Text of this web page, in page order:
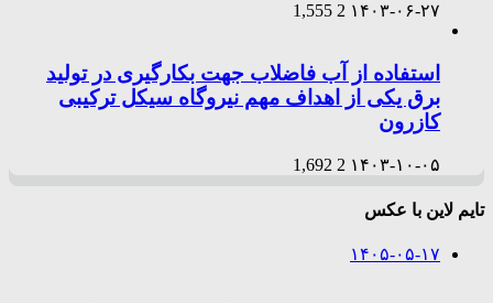
۱۴۰۳-۰۶-۲۷ 2
1,555
استفاده از آب فاضلاب جهت بکارگیری در تولید
برق یکی از اهداف مهم نیروگاه سیکل ترکیبی
کازرون
۱۴۰۳-۱۰-۰۵ 2
1,692
تایم لاین با عکس
۱۴۰۵-۰۵-۱۷